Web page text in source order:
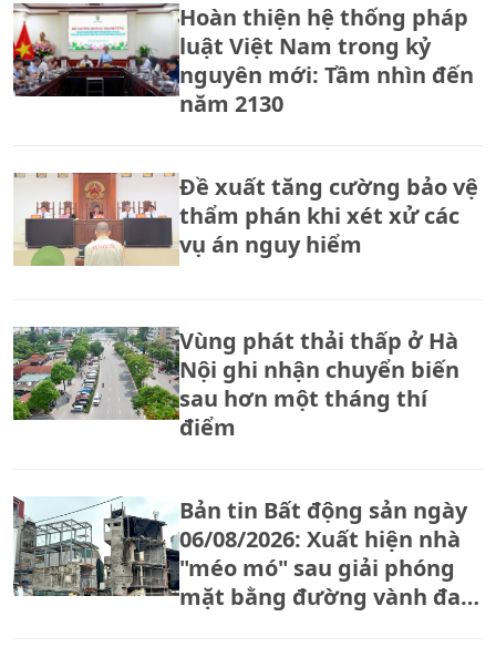
Hoàn thiện hệ thống pháp
luật Việt Nam trong kỷ
nguyên mới: Tầm nhìn đến
năm 2130
Đề xuất tăng cường bảo vệ
thẩm phán khi xét xử các
vụ án nguy hiểm
Vùng phát thải thấp ở Hà
Nội ghi nhận chuyển biến
sau hơn một tháng thí
điểm
Bản tin Bất động sản ngày
06/08/2026: Xuất hiện nhà
"méo mó" sau giải phóng
mặt bằng đường vành đai